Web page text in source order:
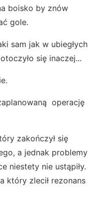
boisko by znów
gole.
sam jak w ubiegłych
się inaczej...
operację
zakończył się
a jednak problemy
niestety nie ustąpiły.
który zlecił rezonans